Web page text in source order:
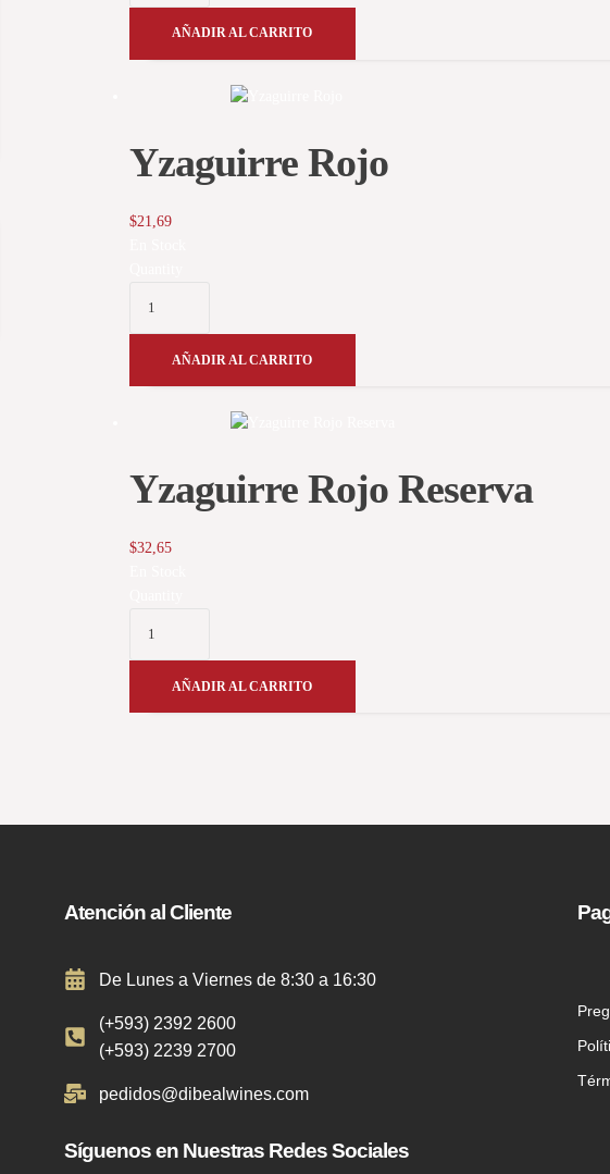
AÑADIR AL CARRITO
Yzaguirre Rojo
$21,69
AÑADIR AL CARRITO
Yzaguirre Rojo Reserva
$32,65
AÑADIR AL CARRITO
Atención al Cliente
De Lunes a Viernes de 8:30 a 16:30
(+593) 2392 2600
(+593) 2239 2700
pedidos@dibealwines.com
Síguenos en Nuestras Redes Sociales